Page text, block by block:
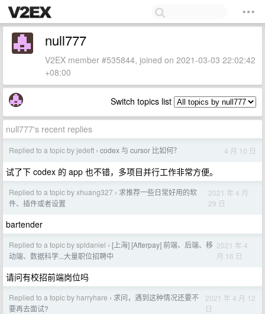
null777
V2EX member #535844, joined on 2021-03-03 22:02:42
+08:00
Switch topics list
null777's recent replies
Replied to a topic by jedeft › codex 与 cursor 比如何？ 4 月 10 日
试了下 codex 的 app 也不错，多项目并行工作非常方便。
Replied to a topic by xhuang327 › 求推荐一些日常好用的软
件、插件或者设置
2021 年 4 月
29 日
bartender
Replied to a topic by spldaniel › [上海] [Afterpay] 前端、后端、移
动端、数据科学...大量职位招聘中
2021 年 4
月 16 日
请问有校招前端岗位吗
Replied to a topic by harryhare › 求问，遇到这种情况还要不
要再去面试?
2021 年 4 月 12
日